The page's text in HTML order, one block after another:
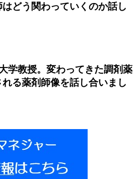
どう関わっていくのか話し
学教授。変わってきた調剤薬
る薬剤師像を話し合いまし